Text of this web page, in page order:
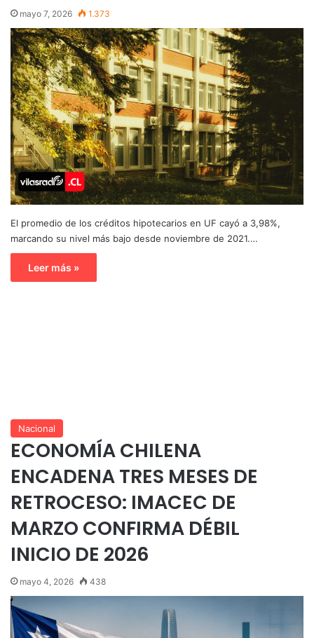
mayo 7, 2026 1.373
El promedio de los créditos hipotecarios en UF cayó a 3,98%,
marcando su nivel más bajo desde noviembre de 2021.…
Leer más »
Nacional
ECONOMÍA CHILENA
ENCADENA TRES MESES DE
RETROCESO: IMACEC DE
MARZO CONFIRMA DÉBIL
INICIO DE 2026
mayo 4, 2026 438